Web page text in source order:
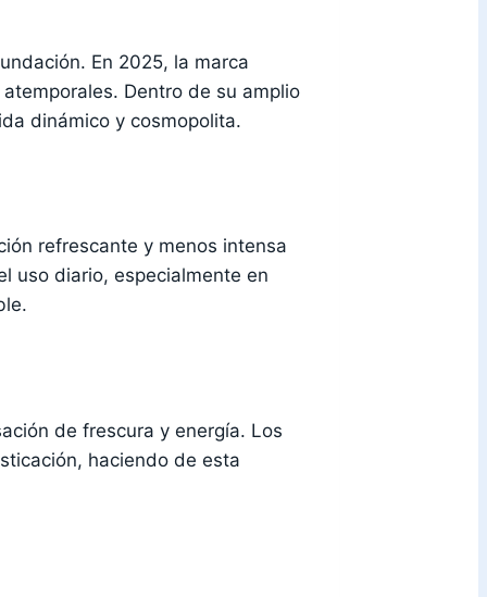
En 2025, la marca
Dentro de su amplio
dinámico y cosmopolita.
refrescante y menos intensa
uso diario, especialmente en
de frescura y energía. Los
haciendo de esta